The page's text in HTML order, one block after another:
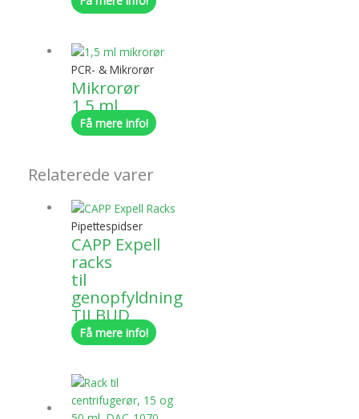
PCR- & Mikrorør
Mikrorør
1,5 ml
Få mere info!
Relaterede varer
Pipettespidser
CAPP Expell
racks
til
genopfyldning
TILBUD
Få mere info!